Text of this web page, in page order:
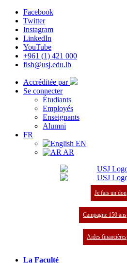
Facebook
Twitter
Instagram
LinkedIn
YouTube
+961 (1) 421 000
flsh@usj.edu.lb
Accréditée par
Se connecter
Étudiants
Employés
Enseignants
Alumni
FR
EN
AR
Je fais un don
Campagne 150 ans
Aides financières
La Faculté